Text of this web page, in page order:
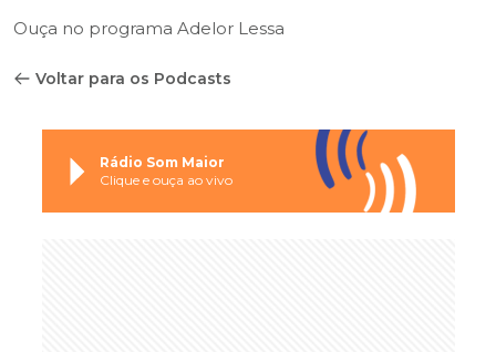
Ouça no programa Adelor Lessa
Voltar para os Podcasts
Rádio Som Maior
Clique e ouça ao vivo